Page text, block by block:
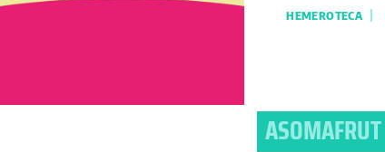
HEMEROTECA
ASOMAFRUT